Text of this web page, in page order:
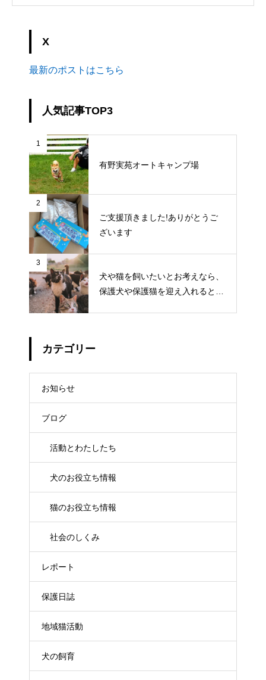
X
最新のポストはこちら
人気記事TOP3
1
有野実苑オートキャンプ場
2
ご支援頂きました!ありがとうご
ざいます
3
犬や猫を飼いたいとお考えなら、
保護犬や保護猫を迎え入れるとい
カテゴリー
お知らせ
ブログ
活動とわたしたち
犬のお役立ち情報
猫のお役立ち情報
社会のしくみ
レポート
保護日誌
地域猫活動
犬の飼育